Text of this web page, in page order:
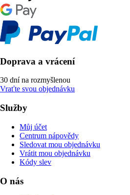
Doprava a vrácení
30 dní na rozmyšlenou
Vraťte svou objednávku
Služby
Můj účet
Centrum nápovědy
Sledovat mou objednávku
Vrátit mou objednávku
Kódy slev
O nás